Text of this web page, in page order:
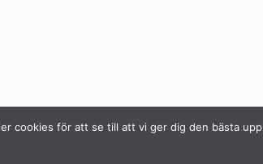
cookies för att se till att vi ger dig den bästa